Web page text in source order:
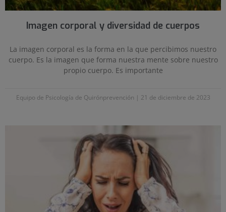
Imagen corporal y diversidad de cuerpos
Equipo de Psicología de Quirónprevención 21 de diciembre de 2023
La imagen corporal es la forma en la que percibimos nuestro
cuerpo. Es la imagen que forma nuestra mente sobre nuestro
propio cuerpo. Es importante